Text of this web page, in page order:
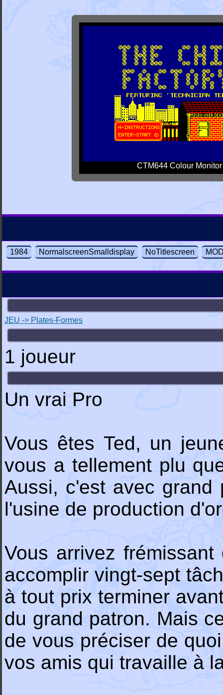
CTM644 Colour Monitor
1984 NormalscreenSmalldisplay NoTitlescreen
JEU -> Plates-Formes
1 joueur
Un vrai Pro
Vous êtes Ted, un
vous a tellement plu
Aussi, c'est avec grand
l'usine de production
Vous arrivez
accomplir vingt-sept
à tout prix terminer
du grand patron. Mais
de vous préciser de
vos amis qui travaille à